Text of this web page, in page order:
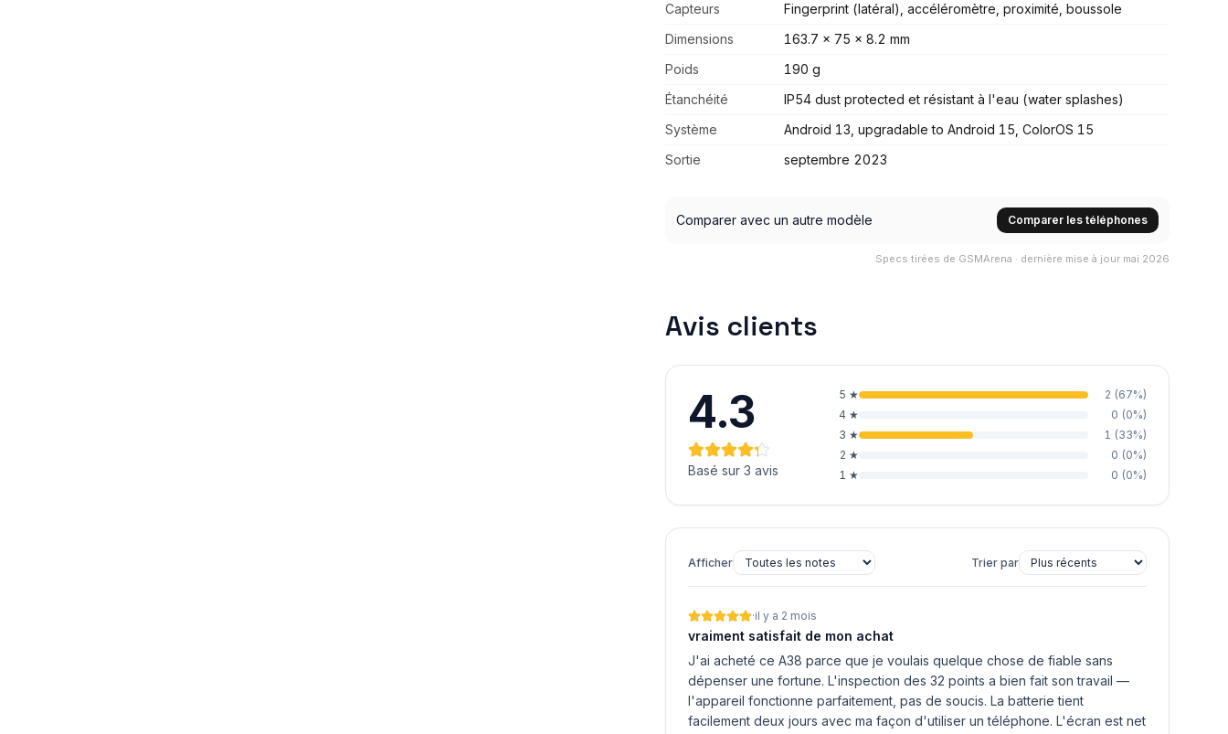
Capteurs
Fingerprint (latéral), accéléromètre, proximité, boussole
Dimensions
163.7 x 75 x 8.2 mm
Poids
190 g
Étanchéité
IP54 dust protected et résistant à l'eau (water splashes)
Système
Android 13, upgradable to Android 15, ColorOS 15
Sortie
septembre 2023
Comparer avec un autre modèle Comparer les téléphones
Specs tirées de GSMArena · dernière mise à jour mai 2026
Avis clients
4.3
Basé sur 3 avis
5 ★ 2 (67%)
4 ★ 0 (0%)
3 ★ 1 (33%)
2 ★ 0 (0%)
1 ★ 0 (0%)
Afficher Trier par
·il y a 2 mois
vraiment satisfait de mon achat
J'ai acheté ce A38 parce que je voulais quelque chose de fiable sans
dépenser une fortune. L'inspection des 32 points a bien fait son travail —
l'appareil fonctionne parfaitement, pas de soucis. La batterie tient
facilement deux jours avec ma façon d'utiliser un téléphone. L'écran est net